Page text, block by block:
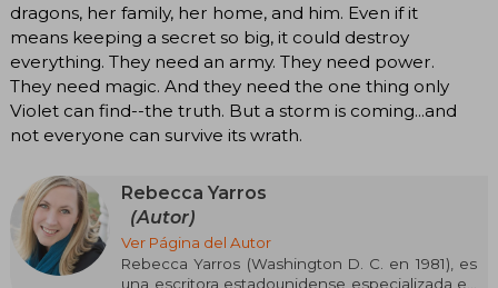
dragons, her family, her home, and him. Even if it
means keeping a secret so big, it could destroy
everything. They need an army. They need power.
They need magic. And they need the one thing only
Violet can find--the truth. But a storm is coming...and
not everyone can survive its wrath.
Rebecca Yarros
(Autor)
Ver Página del Autor
Rebecca Yarros (Washington D. C. en 1981), es
una escritora estadounidense especializada en